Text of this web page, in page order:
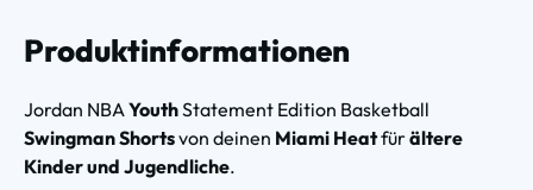
Produktinformationen
Jordan NBA YouthStatement Edition Basketball
Swingman Shortsvon deinen Miami Heatfürältere
Kinder und Jugendliche.